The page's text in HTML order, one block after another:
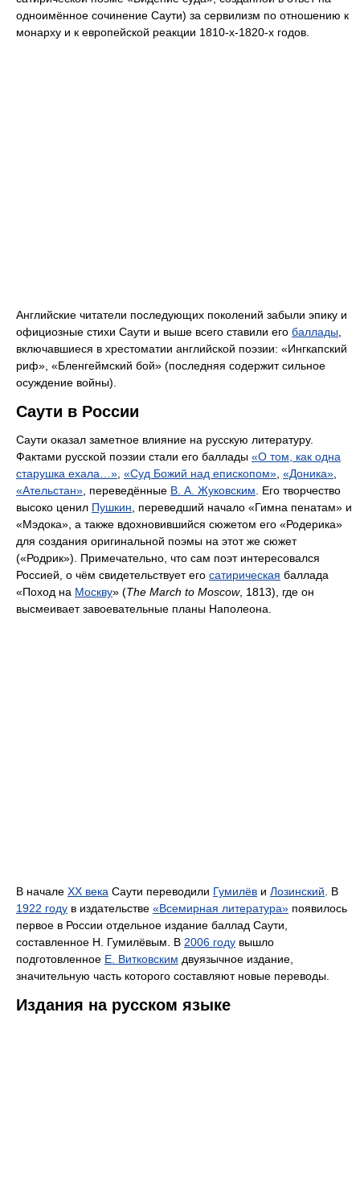
одноимённое сочинение Саути) за сервилизм по отношению к
монарху и к европейской реакции 1810-х-1820-х годов.
Английские читатели последующих поколений забыли эпику и
официозные стихи Саути и выше всего ставили его баллады
включавшиеся в хрестоматии английской поэзии: «Ингкапский
риф», «Бленгеймский бой» (последняя содержит сильное
осуждение войны).
Саути в России
Саути оказал заметное влияние на русскую литературу.
Фактами русской поэзии стали его баллады «О том, как одна
старушка ехала…» «Суд Божий над епископом» «Доника»
«Ательстан» , переведённые В. А. Жуковским . Его творчество
высоко ценил Пушкин , переведший начало «Гимна пенатам» и
«Мэдока», а также вдохновившийся сюжетом его «Родерика»
для создания оригинальной поэмы на этот же сюжет
(«Родрик»). Примечательно, что сам поэт интересовался
Россией, о чём свидетельствует его сатирическая баллада
«Поход на Москву» (The March to Moscow, 1813), где он
высмеивает завоевательные планы Наполеона.
В начале XX века Саути переводили Гумилёв и Лозинский . В
1922 году в издательстве «Всемирная литература» появилось
первое в России отдельное издание баллад Саути,
составленное Н. Гумилёвым. В 2006 году вышло
подготовленное Е. Витковским двуязычное издание,
значительную часть которого составляют новые переводы.
Издания на русском языке